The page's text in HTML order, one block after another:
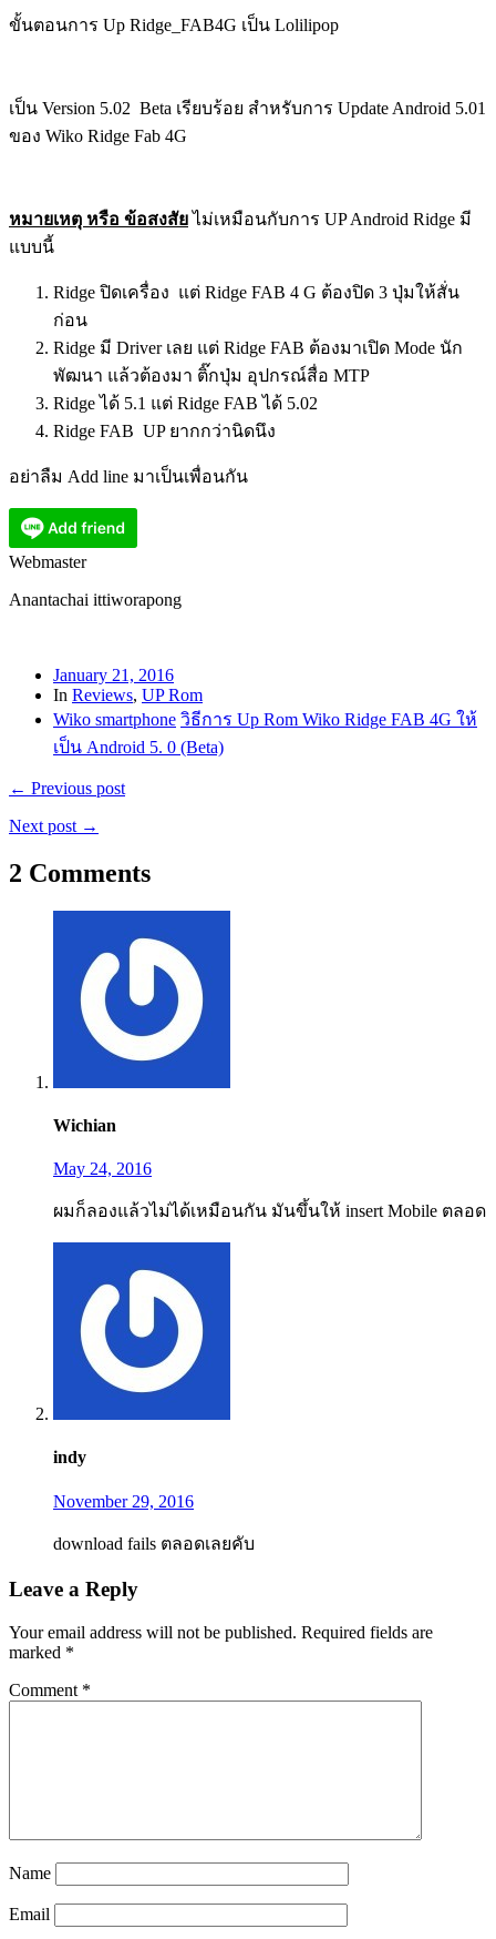
ขั้นตอนการ Up Ridge_FAB4G เป็น Lolilipop
เป็น Version 5.02 Beta เรียบร้อย สำหรับการ Update Android 5.01
ของ Wiko Ridge Fab 4G
หมายเหตุ หรือ ข้อสงสัยไม่เหมือนกับการ UP Android Ridge มี
แบบนี้
Ridge ปิดเครื่อง แต่ Ridge FAB 4 G ต้องปิด 3 ปุ่มให้สั่น
ก่อน
Ridge มี Driver เลย แต่ Ridge FAB ต้องมาเปิด Mode นัก
พัฒนา แล้วต้องมา ติ๊กปุ่ม อุปกรณ์สื่อ MTP
Ridge ได้ 5.1 แต่ Ridge FAB ได้ 5.02
Ridge FAB UP ยากกว่านิดนึง
อย่าลืม Add line มาเป็นเพื่อนกัน
Webmaster
Anantachai ittiworapong
January 21, 2016
In Reviews, UP Rom
Wiko smartphone วิธีการ Up Rom Wiko Ridge FAB 4G ให้
เป็น Android 5. 0 (Beta)
← Previous post
Next post →
2 Comments
Wichian
May 24, 2016
ผมก็ลองแล้วไม่ได้เหมือนกัน มันขึ้นให้ insert Mobile ตลอด
indy
November 29, 2016
download fails ตลอดเลยคับ
Leave a Reply
Your email address will not be published. Required fields are
marked *
Comment *
Name
Email